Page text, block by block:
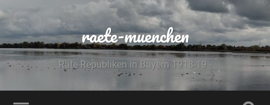
raete-muenchen
Räte-Republiken in Bayern 1918-19 -